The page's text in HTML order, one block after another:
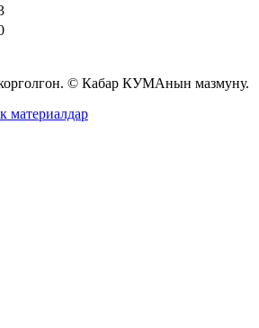
© Кабар КУМАнын мазмуну.
материалдар